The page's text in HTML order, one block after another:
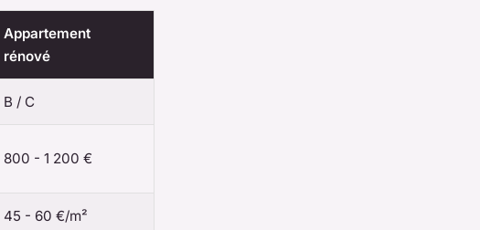
Appartement
rénové
B / C
800 - 1 200 €
45 - 60 €/m²